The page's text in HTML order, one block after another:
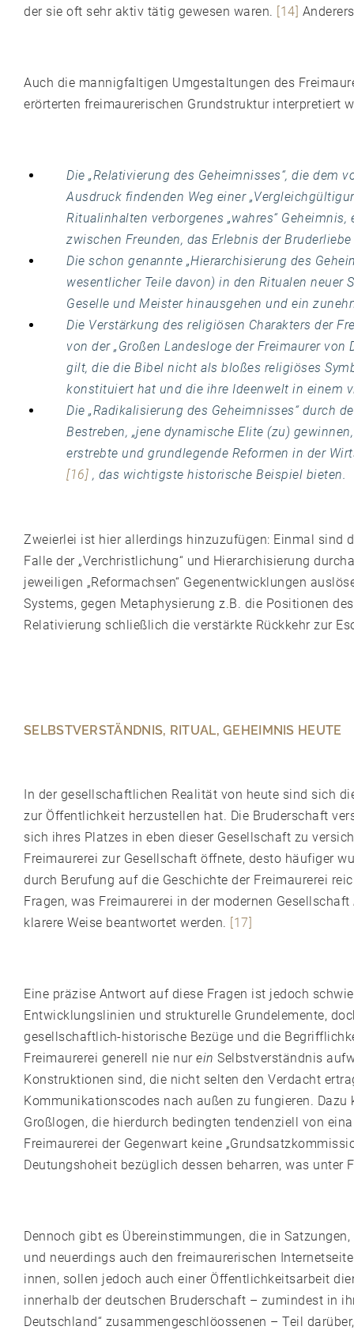
der sie oft sehr aktiv tätig gewesen waren. [14]
Auch die mannigfaltigen Umgestaltungen des
erörterten freimaurerischen Grundstruktur interpretiert
Die „Relativierung des Geheimnisses“, die dem
Ausdruck findenden Weg einer
Ritualinhalten verborgenes „wahres“
zwischen Freunden, das Erlebnis der
Die schon genannte „Hierarchisierung des
wesentlicher Teile davon) in den Ritualen neuer
Geselle und Meister hinausgehen und ein
Die Verstärkung des religiösen Charakters der
von der „Großen Landesloge der Freimaurer von
gilt, die die Bibel nicht als bloßes religiöses
konstituiert hat und die ihre Ideenwelt in einem
Die „Radikalisierung des Geheimnisses“ durch
Bestreben, „jene dynamische Elite (zu)
erstrebte und grundlegende Reformen in der
[16] , das wichtigste historische Beispiel bieten.
Zweierlei ist hier allerdings hinzuzufügen: Einmal sind
Falle der „Verchristlichung“ und Hierarchisierung
jeweiligen „Reformachsen“ Gegenentwicklungen
Systems, gegen Metaphysierung z.B. die Positionen
Relativierung schließlich die verstärkte Rückkehr zur
SELBSTVERSTÄNDNIS, RITUAL, GEHEIMNIS HEUTE
In der gesellschaftlichen Realität von heute sind sich
zur Öffentlichkeit herzustellen hat. Die Bruderschaft
sich ihres Platzes in eben dieser Gesellschaft zu
Freimaurerei zur Gesellschaft öffnete, desto häufiger
durch Berufung auf die Geschichte der Freimaurerei
Fragen, was Freimaurerei in der modernen Gesellschaft
klarere Weise beantwortet werden. [17]
Eine präzise Antwort auf diese Fragen ist jedoch
Entwicklungslinien und strukturelle Grundelemente,
gesellschaftlich-historische Bezüge und die
Freimaurerei generell nie nur ein Selbstverständnis
Konstruktionen sind, die nicht selten den Verdacht
Kommunikationscodes nach außen zu fungieren.
Großlogen, die hierdurch bedingten tendenziell von
Freimaurerei der Gegenwart keine
Deutungshoheit bezüglich dessen beharren, was unter
Dennoch gibt es Übereinstimmungen, die in
und neuerdings auch den freimaurerischen
innen, sollen jedoch auch einer Öffentlichkeitsarbeit
innerhalb der deutschen Bruderschaft – zumindest in
Deutschland“ zusammengeschlöossenen – Teil